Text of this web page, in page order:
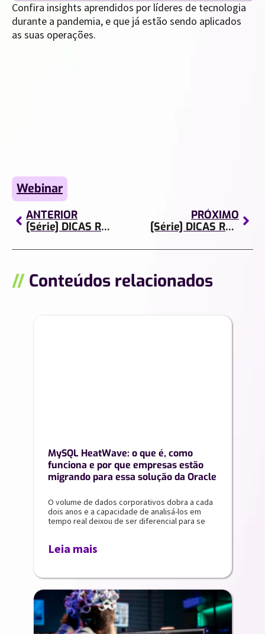
Confira insights aprendidos por líderes de tecnologia
durante a pandemia, e que já estão sendo aplicados
as suas operações.
Webinar
ANTERIOR
[Série] DICAS RÁPIDAS | Episódio 8
PRÓXIMO
[Série] DICAS RÁPIDAS | Episódio 1
// Conteúdos relacionados
MySQL HeatWave: o que é, como
funciona e por que empresas estão
migrando para essa solução da Oracle
O volume de dados corporativos dobra a cada
dois anos e a capacidade de analisá-los em
tempo real deixou de ser diferencial para se
Leia mais